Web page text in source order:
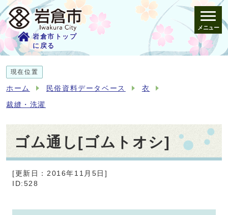
岩倉市トップ
に戻る
メニュー
現在位置
ホーム 民俗資料データベース 衣
裁縫・洗濯
ゴム通し[ゴムトオシ]
[更新日：2016年11月5日]
ID:528